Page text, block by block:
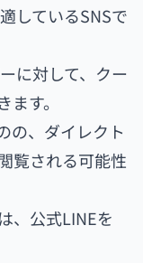
しているSNSで
に対して、クー
す。
の、ダイレクト
覧される可能性
、公式LINEを